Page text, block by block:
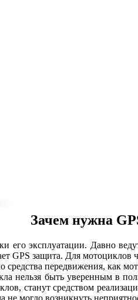
Зачем нужна
эксплуатации. Давно
GPS защита. Для мотоциклов
передвижения, как
нельзя быть уверенным в
станут средством
могло возникнуть